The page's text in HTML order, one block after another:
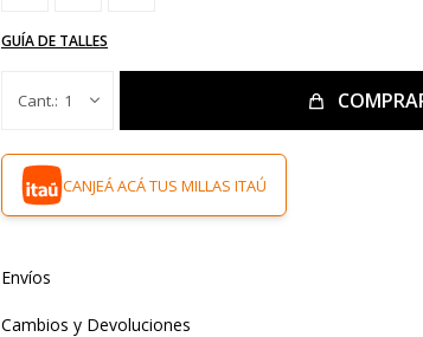
GUÍA DE TALLES
1
CANJEÁ ACÁ TUS MILLAS ITAÚ
Envíos
Cambios y Devoluciones